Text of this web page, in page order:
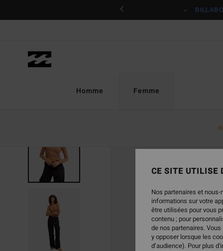
Homme Femme
CE SITE UTILISE
Nos partenaires et
informations sur votre
être utilisées pour vous
contenu ; pour
de nos partenaires.
y opposer lorsque les
d’audience). Pour plus